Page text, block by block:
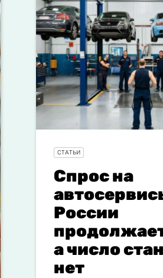
СТАТЬИ
Спрос на
России
а число
нет